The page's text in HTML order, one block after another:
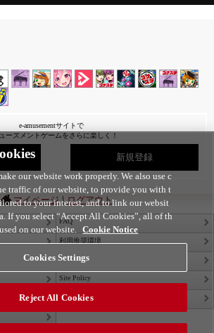
e-amusementサイトで
ーズメントゲームをさらに楽しく！
新規登録
マイページ|ログアウト
FAQ
利用推奨環境
Privacy Policy
Site Policy
Contact Us
our website work properly. We also use c
traffic of our website, to provide you with t
to your interest, and to link our websit
If you select “Accept All Cookies”, all of th
on our website. Cookie Notice
Cookies Settings
Reject All Cookies